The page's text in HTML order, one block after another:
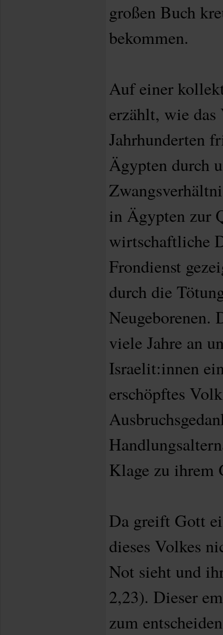
großen Buch
bekommen.
Auf einer
erzählt, wie
Jahrhunderten
Ägypten durch
in Ägypten zur
wirtschaftliche
Frondienst
durch die
Neugeborenen.
viele Jahre an
Israelit:innen
erschöpftes
Klage zu
Da greift Gott
dieses Volkes
Not sieht und
2,23). Dieser
zum